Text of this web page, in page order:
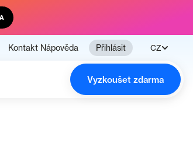
Kontakt Nápověda Přihlásit CZ
Vyzkoušet zdarma